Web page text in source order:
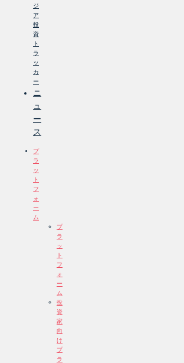
ジ
ア
投
資
ト
ラ
ッ
カ
ー
ニ
ュ
ー
ス
プ
ラ
ッ
ト
フ
ォ
ー
ム
プ
ラ
ッ
ト
フ
ォ
ー
ム
投
資
家
向
け
プ
ラ